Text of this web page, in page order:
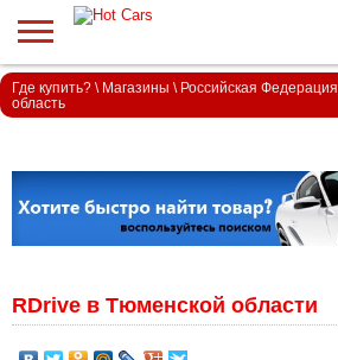
Где купить? \ Магазины \ Российская Федерация
область
RDrive в Тюменской области